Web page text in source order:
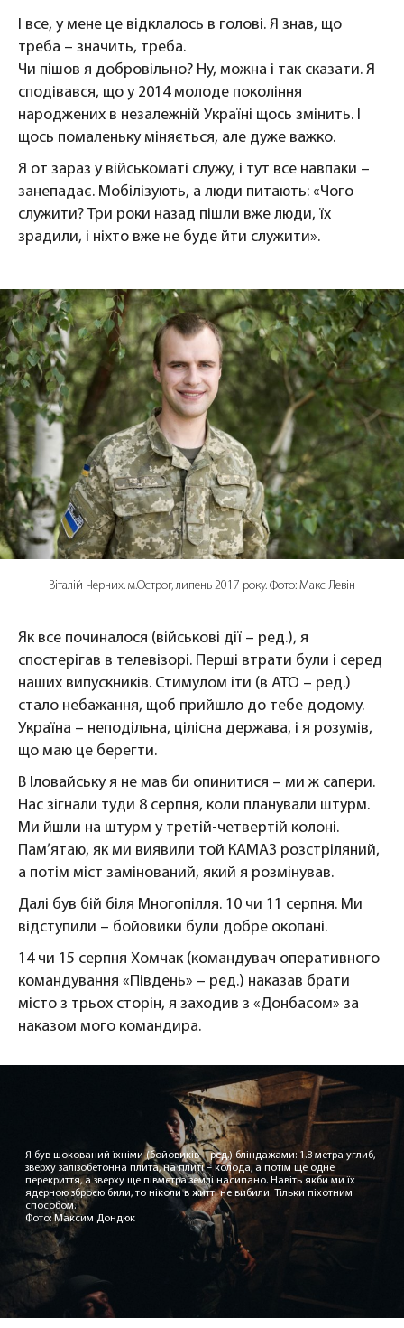
І все, у мене це відклалось в голові. Я знав, що
треба – значить, треба.
Чи пішов я добровільно? Ну, можна і так сказати. Я
сподівався, що у 2014 молоде покоління
народжених в незалежній Україні щось змінить. І
щось помаленьку міняється, але дуже важко.
Я от зараз у військоматі служу, і тут все навпаки –
занепадає. Мобілізують, а люди питають: «Чого
служити? Три роки назад пішли вже люди, їх
зрадили, і ніхто вже не буде йти служити».
Віталій Черних. м.Острог, липень 2017 року. Фото: Макс Левін
Як все починалося (військові дії – ред.), я
спостерігав в телевізорі. Перші втрати були і серед
наших випускників. Стимулом іти (в АТО – ред.)
стало небажання, щоб прийшло до тебе додому.
Україна – неподільна, цілісна держава, і я розумів,
що маю це берегти.
В Іловайську я не мав би опинитися – ми ж сапери.
Нас зігнали туди 8 серпня, коли планували штурм.
Ми йшли на штурм у третій-четвертій колоні.
Пам’ятаю, як ми виявили той КАМАЗ розстріляний,
а потім міст замінований, який я розмінував.
Далі був бій біля Многопілля. 10 чи 11 серпня. Ми
відступили – бойовики були добре окопані.
14 чи 15 серпня Хомчак (командувач оперативного
командування «Південь» – ред.) наказав брати
місто з трьох сторін, я заходив з «Донбасом» за
наказом мого командира.
Я був шокований їхніми (бойовиків – ред.) бліндажами: 1.8 метра углиб,
зверху залізобетонна плита, на плиті – колода, а потім ще одне
перекриття, а зверху ще півметра землі насипано. Навіть якби ми їх
ядерною зброєю били, то ніколи в житті не вибили. Тільки піхотним
способом.
Фото: Максим Дондюк